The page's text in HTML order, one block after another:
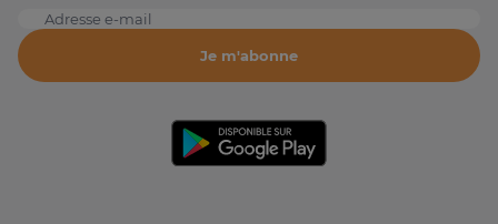
Adresse e-mail
Je m'abonne